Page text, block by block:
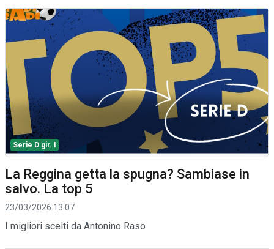
Serie D gir. I
La Reggina getta la spugna? Sambiase in
salvo. La top 5
23/03/2026 13:07
I migliori scelti da Antonino Raso